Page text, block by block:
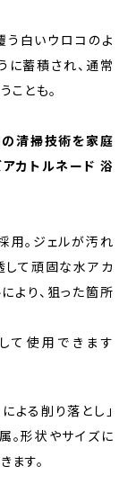
う白いウロコのよ
に蓄積され、通常
ことも。
清掃技術を家庭
アカトルネード 浴
用。ジェルが汚れ
して頑固な水アカ
より、狙った箇所
て使用できます
よる削り落とし」
。形状やサイズに
ます。